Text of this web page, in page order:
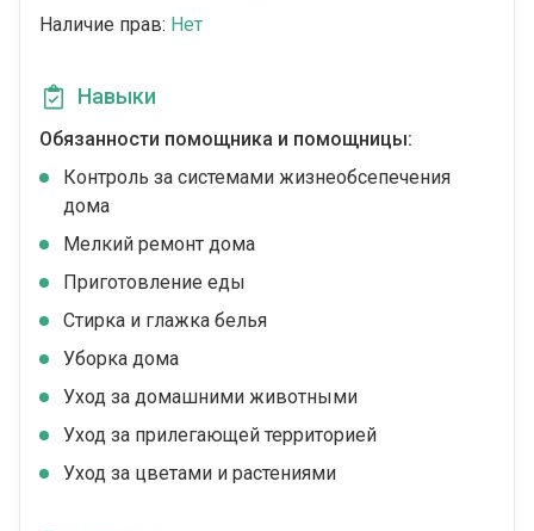
Наличие прав: Нет
Навыки
Обязанности помощника и помощницы:
Контроль за системами жизнеобсепечения
дома
Мелкий ремонт дома
Приготовление еды
Стирка и глажка белья
Уборка дома
Уход за домашними животными
Уход за прилегающей территорией
Уход за цветами и растениями